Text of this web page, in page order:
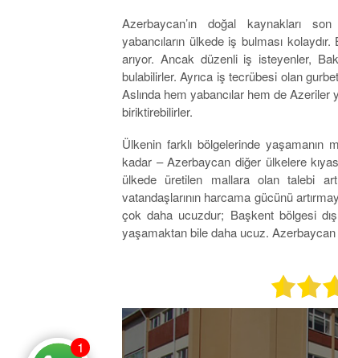
Azerbaycan’ın doğal kaynakları
yabancıların ülkede iş bulması
arıyor. Ancak düzenli iş isteyenler,
bulabilirler. Ayrıca iş tecrübesi olan
Aslında hem yabancılar hem de
biriktirebilirler.
Ülkenin farklı bölgelerinde yaşamanın
kadar – Azerbaycan diğer ülkelere
ülkede üretilen mallara olan talebi
vatandaşlarının harcama gücünü
çok daha ucuzdur; Başkent bölgesi
yaşamaktan bile daha ucuz.
1